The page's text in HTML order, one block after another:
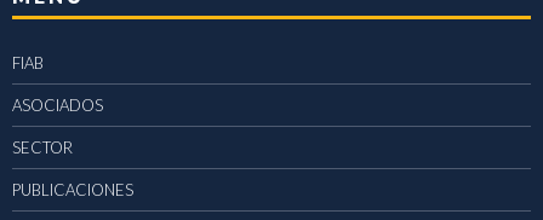
FIAB
ASOCIADOS
SECTOR
PUBLICACIONES